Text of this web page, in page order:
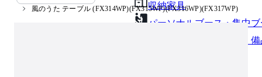
収納家具
パーソナルブース・集中
オフィスアクセサリー・
風のうた テーブル (FX314WP)(FX315WP)(FX316WP)(FX317WP)